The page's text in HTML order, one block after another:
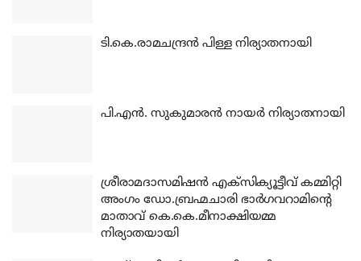
ടി.കെ.രാമചന്ദ്രന്‍ പിള്ള നിര്യാതനായി
പി.എന്‍. സുകുമാരന്‍ നായര്‍ നിര്യാതനായി
ശ്രീരാമദാസമിഷന്‍ എക്‌സിക്യൂട്ടീവ് കമ്മിറ്റി
അംഗം ഡോ.ബ്രഹ്മചാരി ഭാര്‍ഗവറാമിന്റെ
മാതാവ് കെ.കെ.മീനാക്ഷിയമ്മ
നിര്യാതയായി